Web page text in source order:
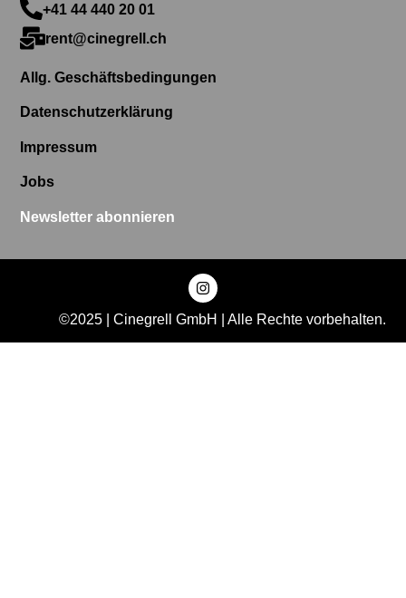
+41 44 440 20 01
rent@cinegrell.ch
Allg. Geschäftsbedingungen
Datenschutzerklärung
Impressum
Jobs
Newsletter abonnieren
©2025 | Cinegrell GmbH | Alle Rechte vorbehalten.